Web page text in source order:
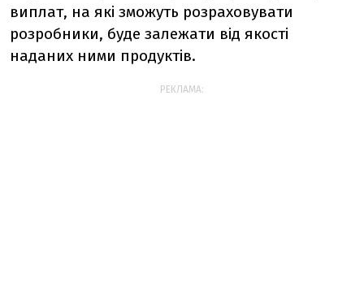
виплат, на які зможуть розраховувати
розробники, буде залежати від якості
наданих ними продуктів.
РЕКЛАМА: